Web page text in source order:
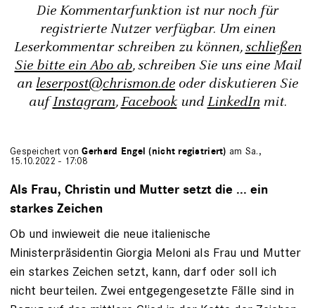
Die Kommentarfunktion ist nur noch für
registrierte Nutzer verfügbar. Um einen
Leserkommentar schreiben zu können,schließen
Sie bitte ein Abo ab, schreiben Sie uns eine Mail
an leserpost@chrismon.de oder diskutieren Sie
aufInstagram,FacebookundLinkedInmit.
Gespeichert vonGerhard Engel (nicht registriert) am Sa.,
15.10.2022 - 17:08
Als Frau, Christin und Mutter setzt die ... ein
starkes Zeichen
Ob und inwieweit die neue italienische
Ministerpräsidentin Giorgia Meloni als Frau und Mutter
ein starkes Zeichen setzt, kann, darf oder soll ich
nicht beurteilen. Zwei entgegengesetzte Fälle sind in